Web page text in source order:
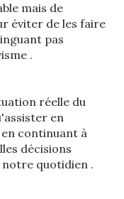
mais de
éviter de les faire
pas
.
réelle du
en
continuant à
décisions
quotidien .